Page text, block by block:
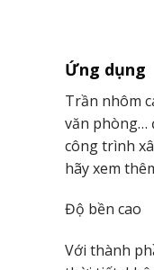
Ứng dụng
Trần nhôm
văn phòng…
công trình
hãy xem
Độ bền cao
Với thành